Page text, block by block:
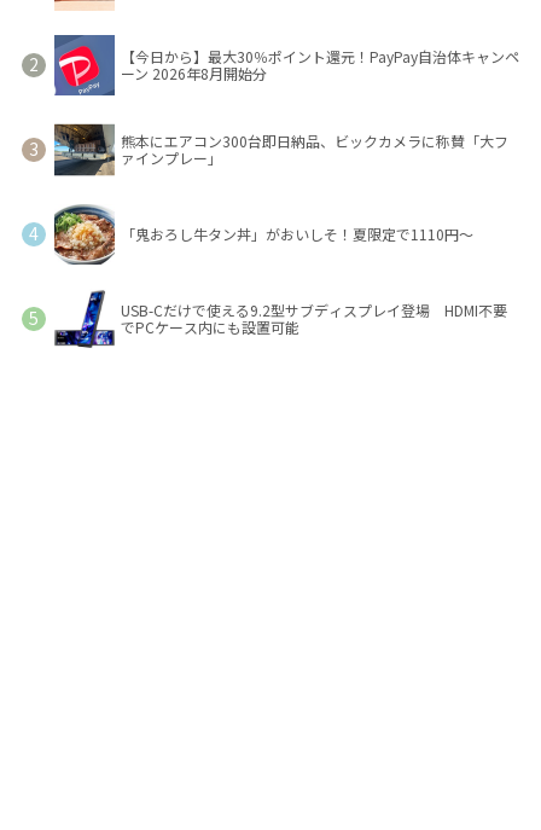
【今日から】最大30％ポイント還元！PayPay自治体キャンペ
ーン 2026年8月開始分
熊本にエアコン300台即日納品、ビックカメラに称賛「大フ
ァインプレー」
「鬼おろし牛タン丼」がおいしそ！夏限定で1110円～
USB-Cだけで使える9.2型サブディスプレイ登場 HDMI不要
でPCケース内にも設置可能